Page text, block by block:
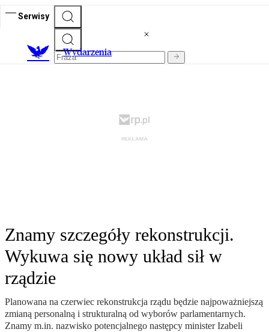
Serwisy
Wydarzenia
Znamy szczegóły rekonstrukcji.
Wykuwa się nowy układ sił w
rządzie
Planowana na czerwiec rekonstrukcja rządu będzie najpoważniejszą
zmianą personalną i strukturalną od wyborów parlamentarnych.
Znamy m.in. nazwisko potencjalnego następcy minister Izabeli